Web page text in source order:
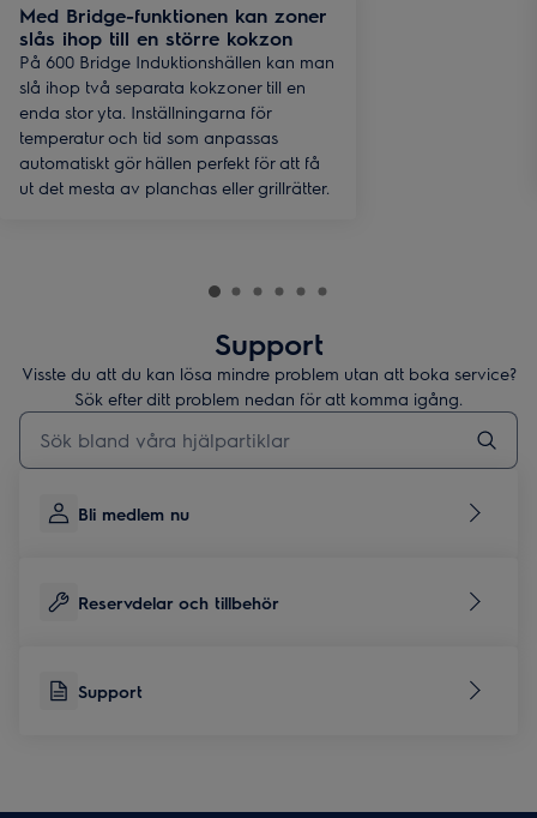
Med Bridge-funktionen kan zoner
slås ihop till en större kokzon
På 600 Bridge Induktionshällen kan man
slå ihop två separata kokzoner till en
enda stor yta. Inställningarna för
temperatur och tid som anpassas
automatiskt gör hällen perfekt för att få
ut det mesta av planchas eller grillrätter.
Support
Visste du att du kan lösa mindre problem utan att boka service?
Sök efter ditt problem nedan för att komma igång.
Skriv här för att söka i supportartiklar
Bli medlem nu
Reservdelar och tillbehör
Support